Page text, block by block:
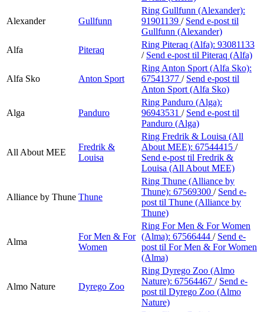
Alexander Gullfunn
Ring Gullfunn (Alexander):
91901139 / Send e-post til
Gullfunn (Alexander)
Alfa
Piteraq
Ring Piteraq (Alfa): 93081133
/ Send e-post til Piteraq (Alfa)
Alfa Sko Anton Sport
Ring Anton Sport (Alfa Sko):
67541377 / Send e-post til
Anton Sport (Alfa Sko)
Alga Panduro
Ring Panduro (Alga):
96943531 / Send e-post til
Panduro (Alga)
All About MEE
Fredrik &
Louisa
Ring Fredrik & Louisa (All
About MEE): 67544415 /
Send e-post til Fredrik &
Louisa (All About MEE)
Alliance by Thune Thune
Ring Thune (Alliance by
Thune): 67569300 / Send e-
post til Thune (Alliance by
Thune)
Alma
For Men & For
Women
Ring For Men & For Women
(Alma): 67566444 / Send e-
post til For Men & For Women
(Alma)
Almo Nature Dyrego Zoo
Ring Dyrego Zoo (Almo
Nature): 67564467 / Send e-
post til Dyrego Zoo (Almo
Nature)